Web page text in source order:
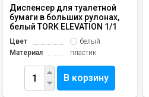
Диспенсер для туалетной
бумаги в больших рулонах,
белый TORK ELEVATION 1/1
Цвет
белый
Материал
пластик
В корзину